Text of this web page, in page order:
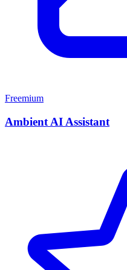
Freemium
Ambient AI Assistant